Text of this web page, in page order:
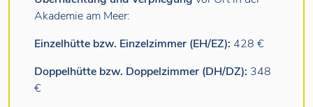
Akademie am Meer:
Einzelhütte bzw. Einzelzimmer (EH/EZ): 428 €
Doppelhütte bzw. Doppelzimmer (DH/DZ): 348
€